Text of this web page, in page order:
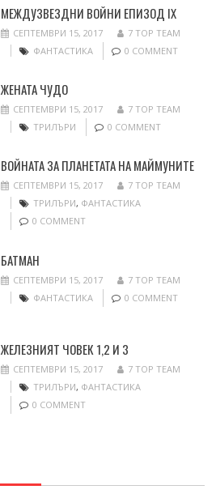
МЕЖДУЗВЕЗДНИ ВОЙНИ ЕПИЗОД IX
СЕПТЕМВРИ 15, 2017
7 TOP TEAM
ФАНТАСТИКА
0 COMMENT
ЖЕНАТА ЧУДО
СЕПТЕМВРИ 15, 2017
7 TOP TEAM
ТРИЛЪРИ
0 COMMENT
ВОЙНАТА ЗА ПЛАНЕТАТА НА МАЙМУНИТЕ
СЕПТЕМВРИ 15, 2017
7 TOP TEAM
ТРИЛЪРИ, ФАНТАСТИКА
0 COMMENT
БАТМАН
СЕПТЕМВРИ 15, 2017
7 TOP TEAM
ФАНТАСТИКА
0 COMMENT
ЖЕЛЕЗНИЯТ ЧОВЕК 1,2 И 3
СЕПТЕМВРИ 15, 2017
7 TOP TEAM
ТРИЛЪРИ, ФАНТАСТИКА
0 COMMENT